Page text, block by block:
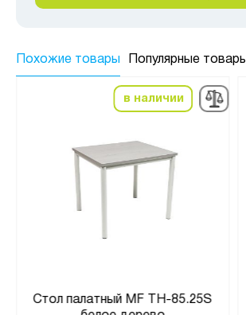
Похожие товары Популярные товары
в наличии
Стол палатный MF TH-85.25S